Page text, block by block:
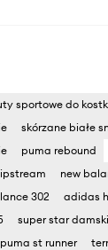
sportowe do
skórzane białe
puma rebound
new
302
adidas
super star
puma st runner